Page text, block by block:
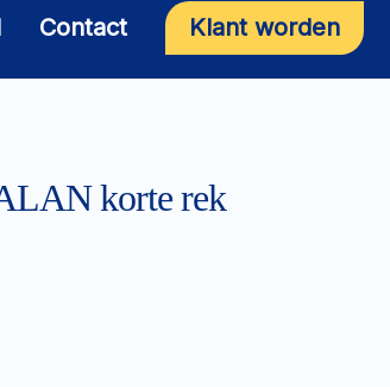
Contact Klant worden
korte rek